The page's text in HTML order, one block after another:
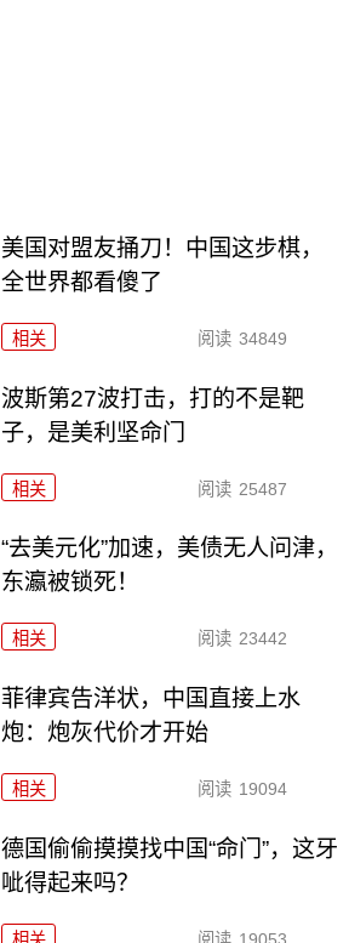
美国对盟友捅刀！中国这步棋，
全世界都看傻了
相关 阅读 34849
波斯第27波打击，打的不是靶
子，是美利坚命门
相关 阅读 25487
“去美元化”加速，美债无人问津，
东瀛被锁死！
相关 阅读 23442
菲律宾告洋状，中国直接上水
炮：炮灰代价才开始
相关 阅读 19094
德国偷偷摸摸找中国“命门”，这牙
呲得起来吗？